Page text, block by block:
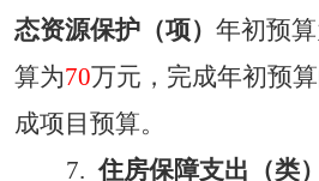
态资源保护（项） 年初预
算为70万元，完成年初预
成项目预算。
7.住房保障支出（类